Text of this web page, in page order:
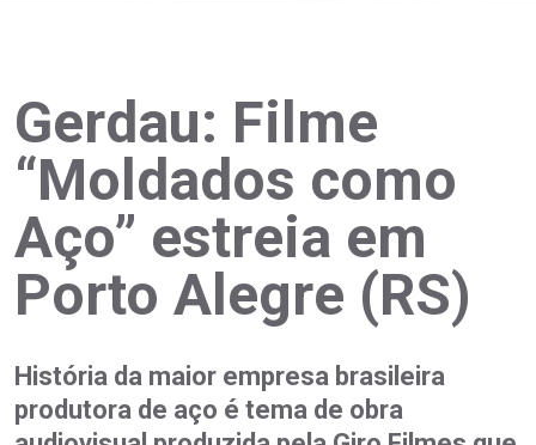
Gerdau: Filme
“Moldados como
Aço” estreia em
Porto Alegre (RS)
História da maior empresa brasileira
produtora de aço é tema de obra